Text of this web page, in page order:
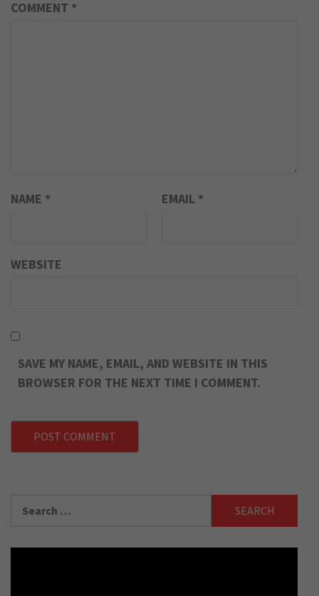
COMMENT *
NAME * EMAIL *
WEBSITE
SAVE MY NAME, EMAIL, AND WEBSITE IN THIS
BROWSER FOR THE NEXT TIME I COMMENT.
for: